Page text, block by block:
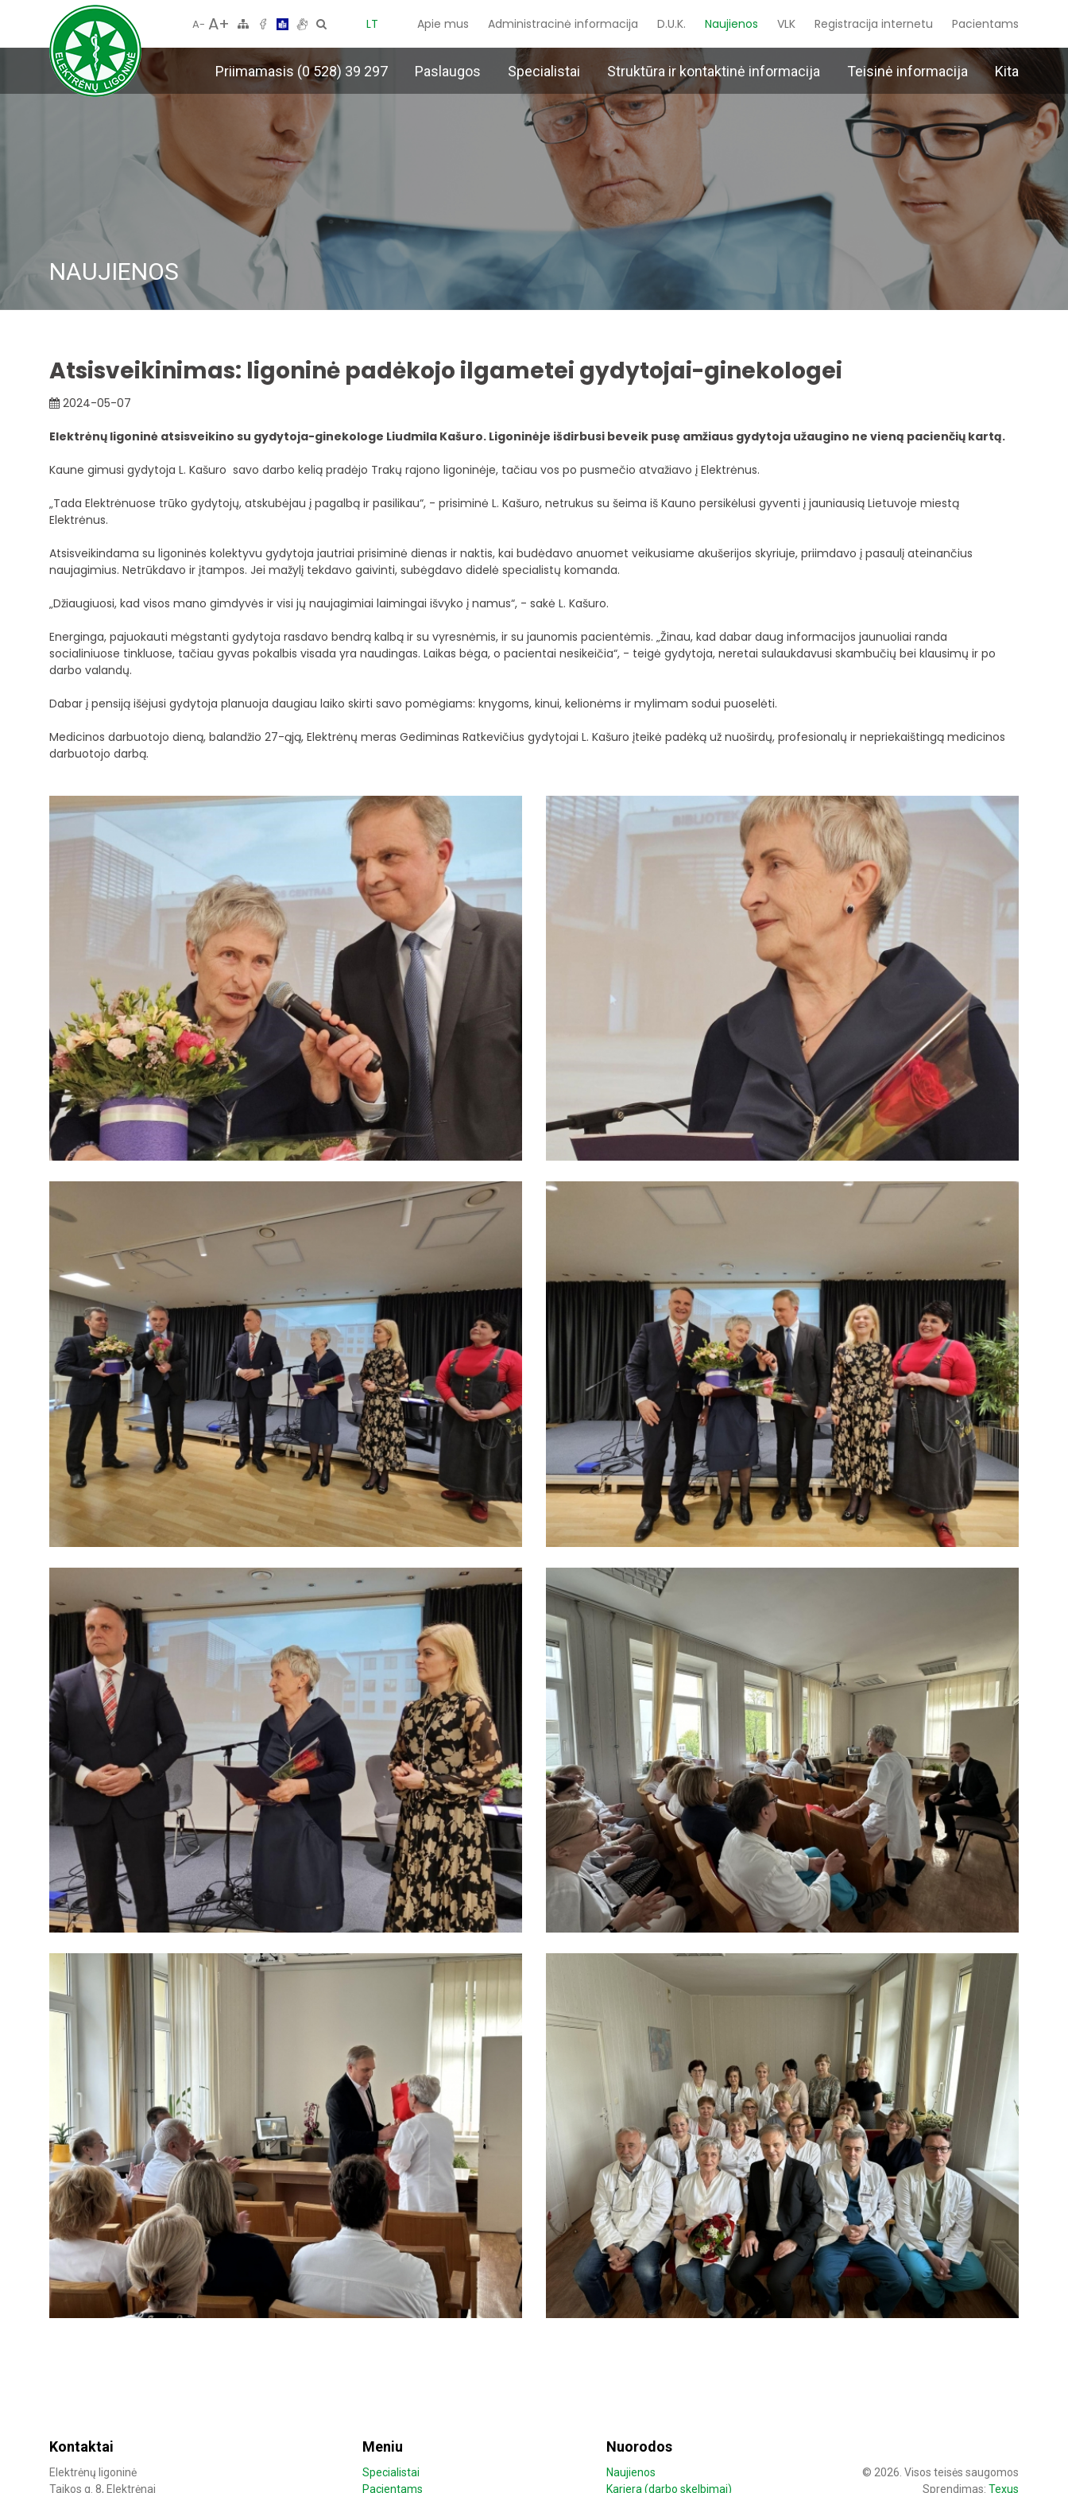
A- A+ LT Apie mus Administracinė informacija D.U.K. Naujienos VLK Registracija internetu Pacientams
Priimamasis (0 528) 39 297 Paslaugos Specialistai Struktūra ir kontaktinė informacija Teisinė informacija Kita
NAUJIENOS
Atsisveikinimas: ligoninė padėkojo ilgametei gydytojai-ginekologei
2024-05-07
Elektrėnų ligoninė atsisveikino su gydytoja-ginekologe Liudmila Kašuro. Ligoninėje išdirbusi beveik pusę amžiaus gydytoja užaugino ne vieną pacienčių kartą.
Kaune gimusi gydytoja L. Kašuro savo darbo kelią pradėjo Trakų rajono ligoninėje, tačiau vos po pusmečio atvažiavo į Elektrėnus.
„Tada Elektrėnuose trūko gydytojų, atskubėjau į pagalbą ir pasilikau“, - prisiminė L. Kašuro, netrukus su šeima iš Kauno persikėlusi gyventi į jauniausią Lietuvoje miestą
Elektrėnus.
Atsisveikindama su ligoninės kolektyvu gydytoja jautriai prisiminė dienas ir naktis, kai budėdavo anuomet veikusiame akušerijos skyriuje, priimdavo į pasaulį ateinančius
naujagimius. Netrūkdavo ir įtampos. Jei mažylį tekdavo gaivinti, subėgdavo didelė specialistų komanda.
„Džiaugiuosi, kad visos mano gimdyvės ir visi jų naujagimiai laimingai išvyko į namus“, - sakė L. Kašuro.
Energinga, pajuokauti mėgstanti gydytoja rasdavo bendrą kalbą ir su vyresnėmis, ir su jaunomis pacientėmis. „Žinau, kad dabar daug informacijos jaunuoliai randa
socialiniuose tinkluose, tačiau gyvas pokalbis visada yra naudingas. Laikas bėga, o pacientai nesikeičia“, - teigė gydytoja, neretai sulaukdavusi skambučių bei klausimų ir po
darbo valandų.
Dabar į pensiją išėjusi gydytoja planuoja daugiau laiko skirti savo pomėgiams: knygoms, kinui, kelionėms ir mylimam sodui puoselėti.
Medicinos darbuotojo dieną, balandžio 27-ąją, Elektrėnų meras Gediminas Ratkevičius gydytojai L. Kašuro įteikė padėką už nuoširdų, profesionalų ir nepriekaištingą medicinos
darbuotojo darbą.
Kontaktai
Elektrėnų ligoninė
Taikos g. 8, Elektrėnai
Meniu
Specialistai
Pacientams
Nuorodos
Naujienos
Karjera (darbo skelbimai)
© 2026. Visos teisės saugomos
Sprendimas: Texus